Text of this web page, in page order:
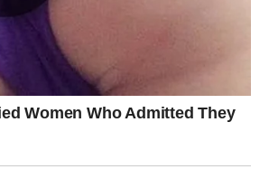
svoje mjesto
dani.
miljenicima karme u ovom